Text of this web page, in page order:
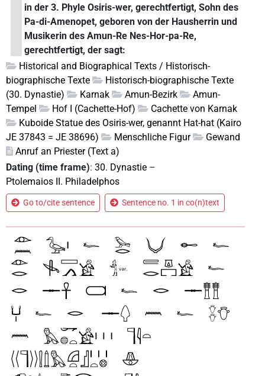
in der 3. Phyle Osiris-wer, gerechtfertigt, Sohn des
Pa-di-Amenopet, geboren von der Hausherrin und
Musikerin des Amun-Re Nes-Hor-pa-Re,
gerechtfertigt, der sagt:
Historical and Biographical Texts / Historisch-
biographische Texte
Historisch-biographische Texte
(30. Dynastie)
Karnak Amun-Bezirk
Amun-
Tempel
Hof I (Cachette-Hof)
Cachette von Karnak
Kuboide Statue des Osiris-wer, genannt Hat-hat (Kairo
JE 37843 = JE 38696)
Menschliche Figur
Gewand
Anruf an Priester (Text a)
Dating (time frame): 30. Dynastie –
Ptolemaios II. Philadelphos
Go to/cite sentence Sentence no. 1 in co(n)text